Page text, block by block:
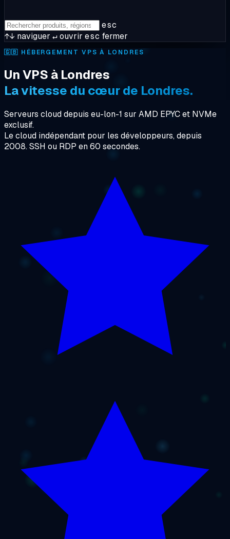
esc
↑↓ naviguer ↵ouvrir esc fermer
🇬🇧 HÉBERGEMENT VPS À LONDRES
Un VPS à Londres
La vitesse du cœur de Londres.
Serveurs cloud depuis eu-lon-1 sur AMD EPYC et NVMe
exclusif.
Le cloud indépendant pour les développeurs, depuis
2008. SSH ou RDP en 60 secondes.